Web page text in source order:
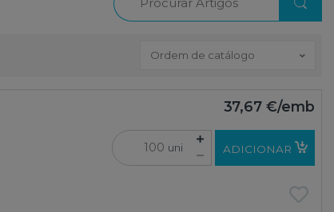
Ordem de catálogo
37,67 €/emb
uni ADICIONAR